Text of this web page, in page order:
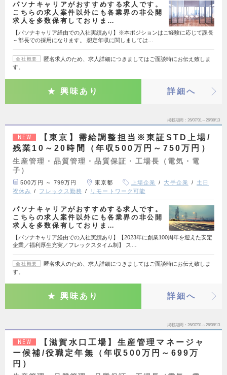
パソナキャリアがおすすめする求人です。
こちらの求人案件以外にも各業界の非公開
求人を多数保有しておりま…
【パソナキャリア経由での入社実績あり】※本ポジションはご経験に応じて課長
～部長での採用になります。 想定年収に関しましては…
会社概要
匿名求人のため、求人詳細につきましてはご面談時にお伝え致しま
す。
興味あり 詳細へ
掲載期間 26/07/31～26/08/13
NEW
【東京】需給調整担当※東証STD上場/
残業10～20時間（年収500万円～750万円）
生産管理・品質管理・品質保証・工場長（電気・電
子）
500万円 ～ 799万円 東京都 上場企業 大手企業
土日
祝休み
フレックス勤務 リモートワーク可能
パソナキャリアがおすすめする求人です。
こちらの求人案件以外にも各業界の非公開
求人を多数保有しておりま…
【パソナキャリア経由での入社実績あり】【2023年に創業100周年を迎えた安定
企業／福利厚生充実／フレックスタイム制】 ス…
会社概要
匿名求人のため、求人詳細につきましてはご面談時にお伝え致しま
す。
興味あり 詳細へ
掲載期間 26/07/31～26/08/13
NEW
【滋賀水口工場】生産管理マネージャ
ー候補/役職定年無（年収500万円～699万
円）